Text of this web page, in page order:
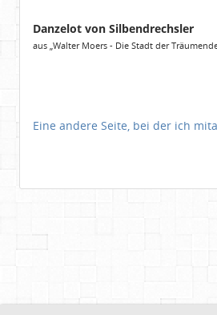
Danzelot von Silbendrechsler
aus „Walter Moers - Die Stadt der
Eine andere Seite, bei der ich